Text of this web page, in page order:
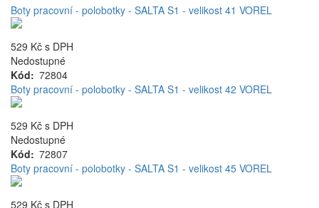
Boty pracovní - polobotky - SALTA S1 - velikost 41 VOREL
529 Kč s DPH
Nedostupné
Kód
72804
Boty pracovní - polobotky - SALTA S1 - velikost 42 VOREL
529 Kč s DPH
Nedostupné
Kód
72807
Boty pracovní - polobotky - SALTA S1 - velikost 45 VOREL
529 Kč s DPH